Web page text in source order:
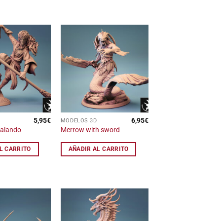
Añadir
a la
lista
de
deseos
5,95€
CARRITO
Añadir
de
deseos
MODELOS 3D
Merrow with sword
6,95€
AÑADIR AL CARRITO
Añadir